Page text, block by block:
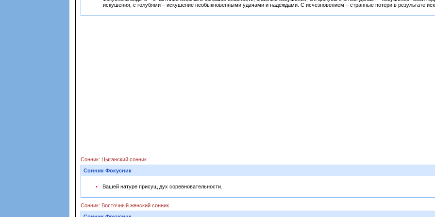
искушения, с голубями – искушение необыкновенными удачами и надеждами. С исчезновением – странные потери в результате
Сонник: Цыганский сонник
Сонник Фокусник
Вашей натуре присущ дух соревновательности.
Сонник: Восточный женский сонник